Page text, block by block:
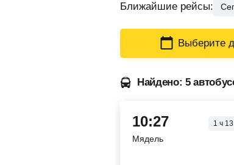
Ближайшие рейсы:
Выберите
Найдено: 5
10:27 1 ч13
Мядель